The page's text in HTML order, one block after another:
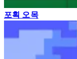
포획 오목